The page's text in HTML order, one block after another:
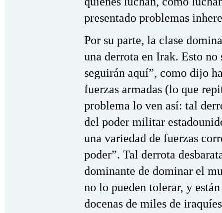
presentado problemas
Por su parte, la clase
una derrota en Irak. Esto no
seguirán aquí”, como dijo
fuerzas armadas (lo que
problema lo ven así: tal
del poder militar
una variedad de fuerzas
poder”. Tal derrota
dominante de dominar el
no lo pueden tolerar, y
docenas de miles de